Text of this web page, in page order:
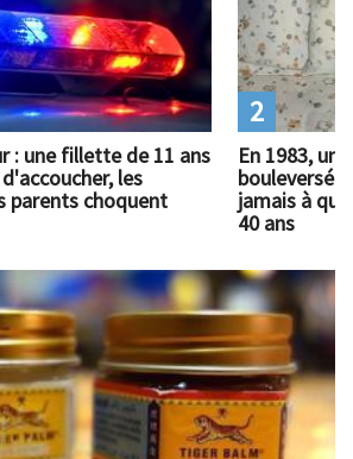
: une fillette de 11 ans
les
parents choquent
En 1983, un
bouleversé
jamais à
40 ans
2